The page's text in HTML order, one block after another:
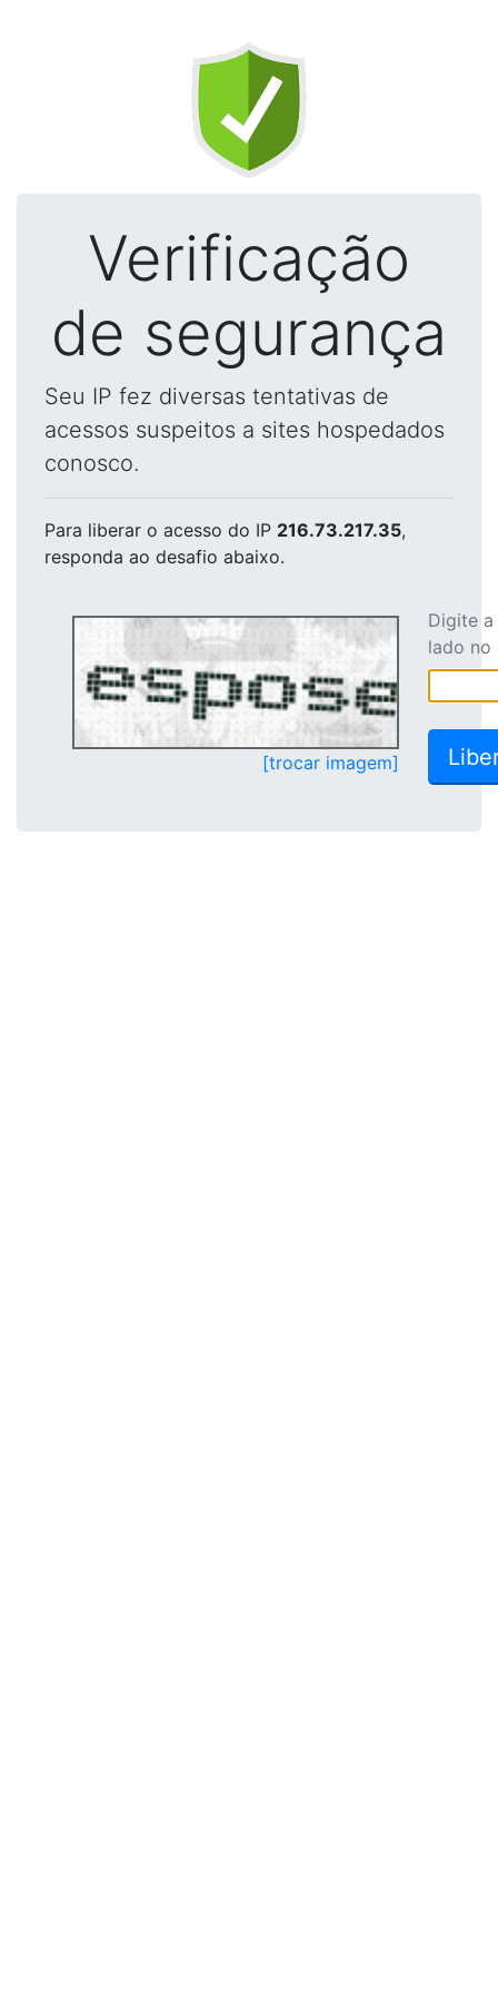
Verificação
de segurança
Seu IP fez diversas tentativas de
acessos suspeitos a sites hospedados
conosco.
Para liberar o acesso do IP 216.73.217.35,
responda ao desafio abaixo.
[trocar imagem]
Digite
lado no